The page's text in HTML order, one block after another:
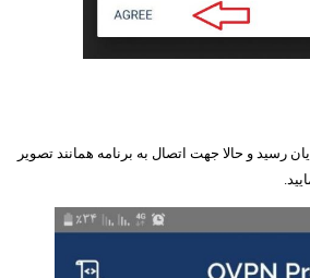
رسید و حالا جهت اتصال به برنامه همانند تصویر